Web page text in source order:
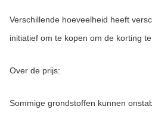
Verschillende hoeveelheid heeft
initiatief om te kopen om de korting
Over de prijs:
Sommige grondstoffen kunnen